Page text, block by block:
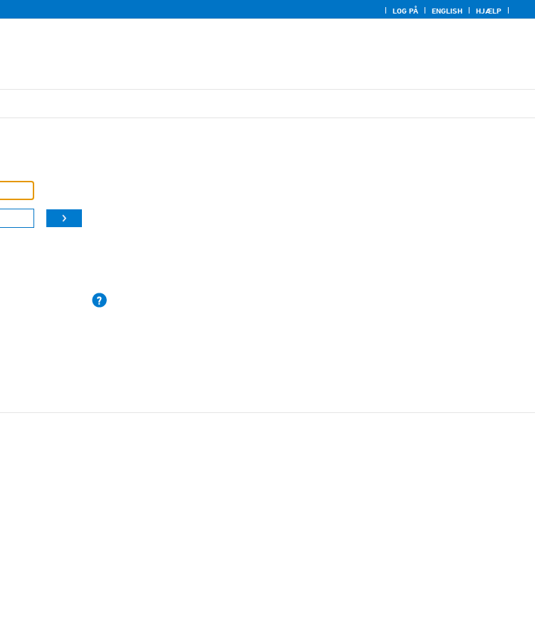
LOG PÅ ENGLISH HJÆLP